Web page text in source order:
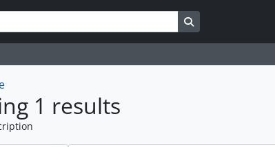
Search in browse
1 results